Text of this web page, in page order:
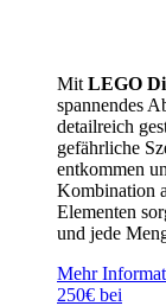
Mit LEGO
spannendes
detailreich
gefährliche
entkommen
Kombination
Elementen
und jede
Mehr
250€ bei